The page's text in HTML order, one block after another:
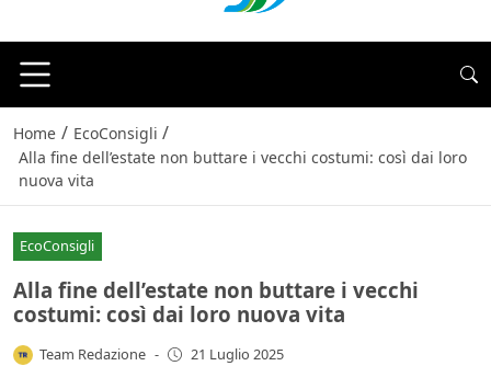
Home / EcoConsigli /
Alla fine dell’estate non buttare i vecchi costumi: così dai loro
nuova vita
EcoConsigli
Alla fine dell’estate non buttare i vecchi
costumi: così dai loro nuova vita
Team Redazione - 21 Luglio 2025